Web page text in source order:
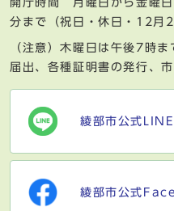
開庁時間 月曜日から金曜
分まで（祝日・休日・12月
（注意）木曜日は午後7時
届出、各種証明書の発行、
綾部市公式LINE
綾部市公式